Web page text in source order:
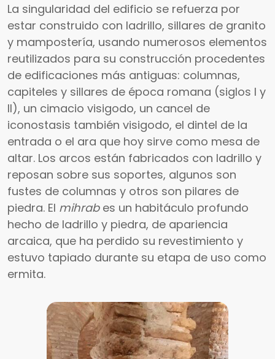
La singularidad del edificio se refuerza por
estar construido con ladrillo, sillares de granito
y mampostería, usando numerosos elementos
reutilizados para su construcción procedentes
de edificaciones más antiguas: columnas,
capiteles y sillares de época romana (siglos I y
II), un cimacio visigodo, un cancel de
iconostasis también visigodo, el dintel de la
entrada o el ara que hoy sirve como mesa de
altar. Los arcos están fabricados con ladrillo y
reposan sobre sus soportes, algunos son
fustes de columnas y otros son pilares de
piedra. El mihrabes un habitáculo profundo
hecho de ladrillo y piedra, de apariencia
arcaica, que ha perdido su revestimiento y
estuvo tapiado durante su etapa de uso como
ermita.